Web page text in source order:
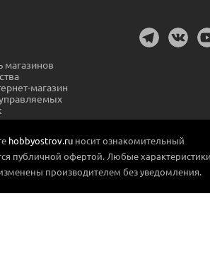
магазинов
магазин
hobbyostrov.ru носит ознакомительный
публичной офертой. Любые
производителем без уведомления.